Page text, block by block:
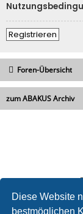
Diese Website
bestmöglichen
Registrieren
Foren-Übersicht
zum ABAKUS Archiv